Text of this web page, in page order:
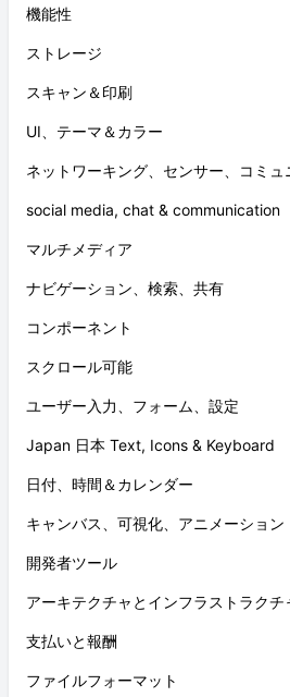
機能性
ストレージ
スキャン＆印刷
UI、テーマ＆カラー
ネットワーキング、センサー、コミ
social media, chat & communication
マルチメディア
ナビゲーション、検索、共有
コンポーネント
スクロール可能
ユーザー入力、フォーム、設定
Japan 日本 Text, Icons & Keyboard
日付、時間＆カレンダー
キャンバス、可視化、アニメーション
開発者ツール
アーキテクチャとインフラストラクチ
支払いと報酬
ファイルフォーマット